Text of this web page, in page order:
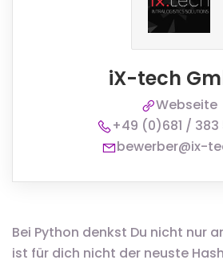
iX-tech
Webseite
+49 (0)681 /
bewerber@ix-
Bei Python denkst Du nicht nur
ist für dich nicht der neuste